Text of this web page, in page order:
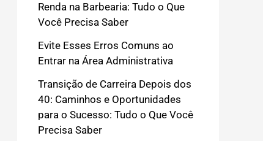
Renda na Barbearia: Tudo o Que
Você Precisa Saber
Evite Esses Erros Comuns ao
Entrar na Área Administrativa
Transição de Carreira Depois dos
40: Caminhos e Oportunidades
para o Sucesso: Tudo o Que Você
Precisa Saber